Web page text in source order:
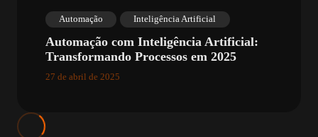
Automação Inteligência Artificial
Automação com Inteligência Artificial:
Transformando Processos em 2025
27 de abril de 2025